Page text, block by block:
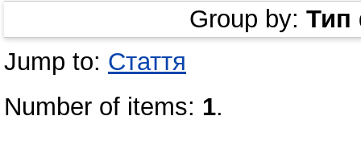
Group by: Тип
Jump to: Стаття
Number of items: 1.